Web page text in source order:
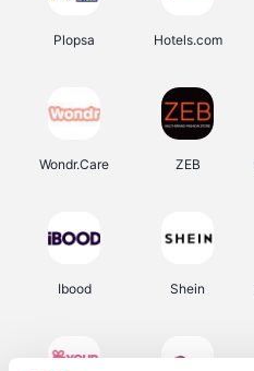
Plopsa Hotels.com
Wondr.Care ZEB
Ibood Shein